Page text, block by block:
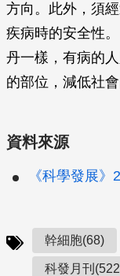
方向。此外，須
疾病時的安全性
丹一樣，有病的
的部位，減低社
資料來源
《科學發展
幹細胞(68)
科發月刊